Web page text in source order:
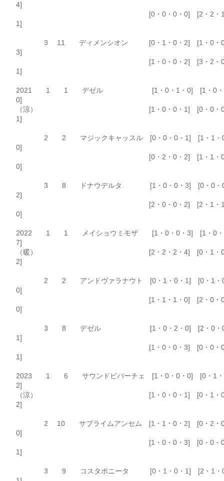
4]
[0・0・0・0] [2・2・1
1]
3 11 ディメンシオン [0・1・0・2] [1・0・0
3]
[1・0・0・2] [3・2・0
1]
2021 1 1 デゼル [1・0・1・0] [1・0・
0]
（涼） [1・0・0・1] [0・0・0
1]
2 2 マジックキャッスル [0・0・0・1] [1・1・
0]
[0・2・0・2] [1・1・0
0]
3 8 ドナウデルタ [1・0・0・3] [0・0・0
2]
[2・0・0・2] [2・1・1
0]
2022 1 1 メイショウミモザ [1・0・0・3] [1・0・
7]
（暖） [2・2・2・4] [0・1・0
2]
2 2 アンドヴァラナウト [0・1・0・1] [0・1・
0]
[1・1・1・0] [2・0・0
0]
3 8 デゼル [1・0・2・0] [2・0・0
1]
[1・0・0・3] [0・0・0
1]
2023 1 6 サウンドビバーチェ [1・0・0・0] [0・1・
2]
（涼） [1・0・0・1] [0・1・0
2]
2 10 サブライムアンセム [1・1・0・2] [0・2・0
0]
[1・0・0・3] [0・0・0
1]
3 9 コスタボニータ [0・1・0・1] [2・1・0